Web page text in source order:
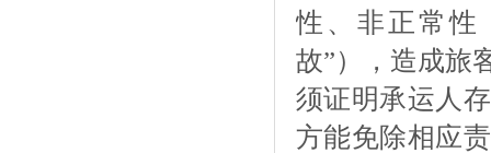
性、非正常性
故”），造成旅
须证明承运人
方能免除相应